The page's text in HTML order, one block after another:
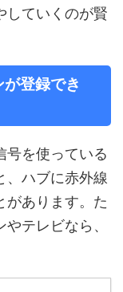
していくのが賢
登録でき
号を使っている
、ハブに赤外線
があります。た
テレビなら、